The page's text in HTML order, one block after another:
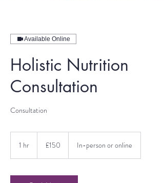
Available Online
Holistic Nutrition
Consultation
Consultation
1 hr
pounds
£150 In-person or online